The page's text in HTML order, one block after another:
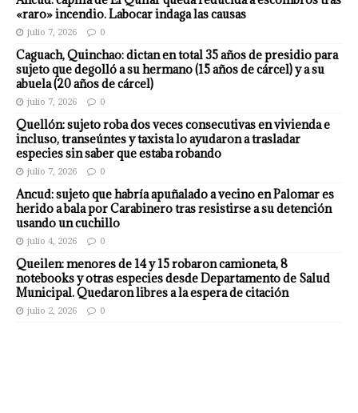
«raro» incendio. Labocar indaga las causas
julio 7, 2026 0
Caguach, Quinchao: dictan en total 35 años de presidio para
sujeto que degolló a su hermano (15 años de cárcel) y a su
abuela (20 años de cárcel)
julio 7, 2026 0
Quellón: sujeto roba dos veces consecutivas en vivienda e
incluso, transeúntes y taxista lo ayudaron a trasladar
especies sin saber que estaba robando
julio 7, 2026 0
Ancud: sujeto que habría apuñalado a vecino en Palomar es
herido a bala por Carabinero tras resistirse a su detención
usando un cuchillo
julio 4, 2026 0
Queilen: menores de 14 y 15 robaron camioneta, 8
notebooks y otras especies desde Departamento de Salud
Municipal. Quedaron libres a la espera de citación
julio 2, 2026 0